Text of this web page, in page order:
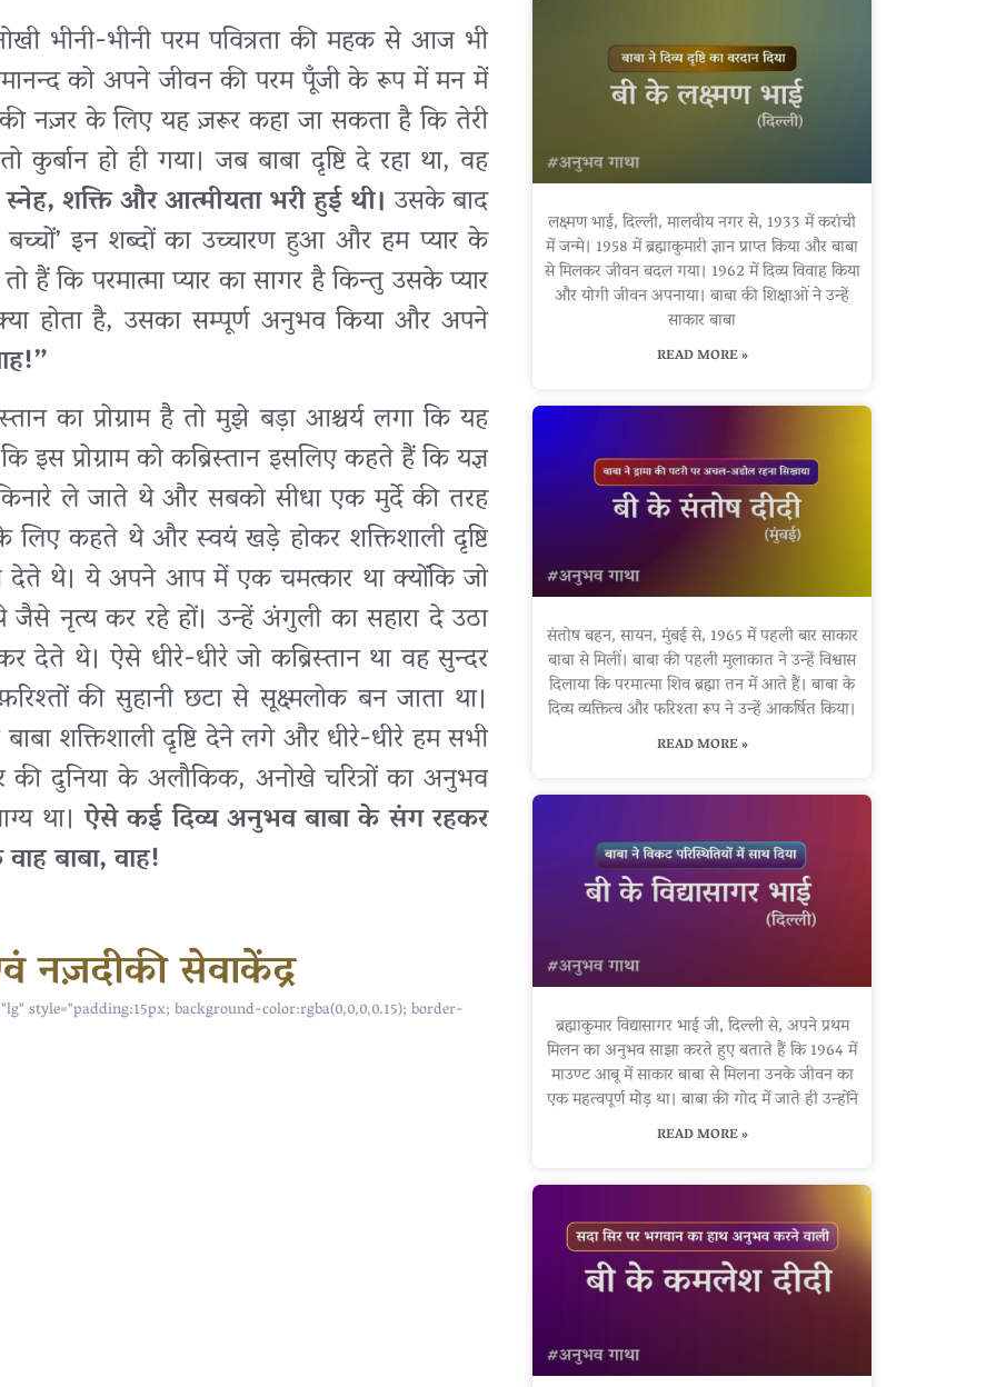
भीनी-भीनी परम पवित्रता की महक से आज भी
को अपने जीवन की परम पूँजी के रूप में मन में
नज़र के लिए यह ज़रूर कहा जा सकता है कि तेरी
हो ही गया। जब बाबा दृष्टि दे रहा था, वह
स्नेह, शक्ति और आत्मीयता भरी हुई थी। उसके बाद
इन शब्दों का उच्चारण हुआ और हम प्यार के
कि परमात्मा प्यार का सागर है किन्तु उसके प्यार
होता है, उसका सम्पूर्ण अनुभव किया और अपने
का प्रोग्राम है तो मुझे बड़ा आश्चर्य लगा कि यह
इस प्रोग्राम को कब्रिस्तान इसलिए कहते हैं कि यज्ञ
ले जाते थे और सबको सीधा एक मुर्दे की तरह
लिए कहते थे और स्वयं खड़े होकर शक्तिशाली दृष्टि
थे। ये अपने आप में एक चमत्कार था क्योंकि जो
नृत्य कर रहे हों। उन्हें अंगुली का सहारा दे उठा
थे। ऐसे धीरे-धीरे जो कब्रिस्तान था वह सुन्दर
की सुहानी छटा से सूक्ष्मलोक बन जाता था।
शक्तिशाली दृष्टि देने लगे और धीरे-धीरे हम सभी
दुनिया के अलौकिक, अनोखे चरित्रों का अनुभव
था।ऐसे कई दिव्य अनुभव बाबा के संग रहकर
बाबा, वाह!
नज़दीकी सेवाकेंद्र
style="padding:15px; background-color:rgba(0,0,0,0.15); border-
लक्ष्मण भाई, दिल्ली, मालवीय नगर से, 1933 में करांची
में जन्मे। 1958 में ब्रह्माकुमारी ज्ञान प्राप्त किया और बाबा
से मिलकर जीवन बदल गया। 1962 में दिव्य विवाह किया
और योगी जीवन अपनाया। बाबा की शिक्षाओं ने उन्हें
साकार बाबा
READ MORE »
संतोष बहन, सायन, मुंबई से, 1965 में पहली बार साकार
बाबा से मिलीं। बाबा की पहली मुलाकात ने उन्हें विश्वास
दिलाया कि परमात्मा शिव ब्रह्मा तन में आते हैं। बाबा के
दिव्य व्यक्तित्व और फरिश्ता रूप ने उन्हें आकर्षित किया।
READ MORE »
ब्रह्माकुमार विद्यासागर भाई जी, दिल्ली से, अपने प्रथम
मिलन का अनुभव साझा करते हुए बताते हैं कि 1964 में
माउण्ट आबू में साकार बाबा से मिलना उनके जीवन का
एक महत्वपूर्ण मोड़ था। बाबा की गोद में जाते ही उन्होंने
READ MORE »